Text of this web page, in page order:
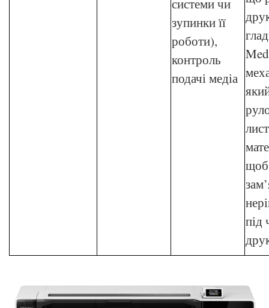
системи чи
зупинки її
роботи),
контроль
подачі медіа
щоб
під